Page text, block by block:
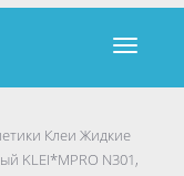
Клеи Жидкие
KLEI*MPRO N301,